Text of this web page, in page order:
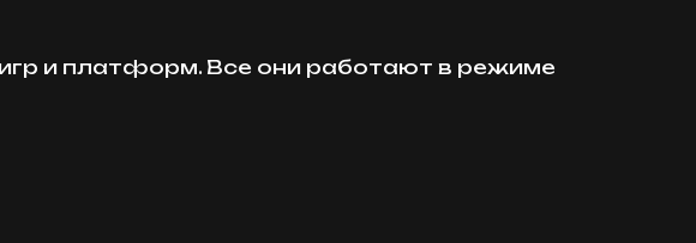
и платформ. Все они работают в режиме